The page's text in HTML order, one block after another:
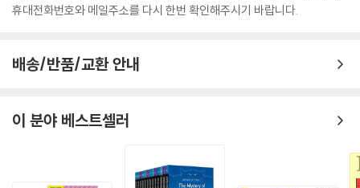
휴대전화번호와 메일주소를 다시 한번 확인해주시기 바랍니다.
배송/반품/교환 안내
이 분야 베스트셀러